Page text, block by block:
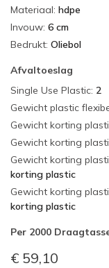
Materiaal: hdpe
Invouw: 6 cm
Bedrukt: Oliebol
Afvaltoeslag
Single Use Plastic: 2
Gewicht plastic
Gewicht korting
Gewicht korting
Gewicht korting
korting plastic
Gewicht korting
korting plastic
Per 2000
€ 59,10